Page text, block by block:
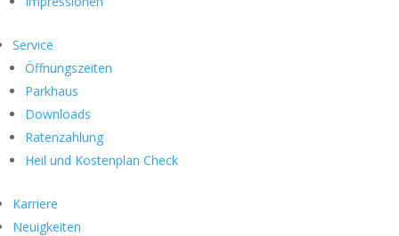
Service
Öffnungszeiten
Parkhaus
Downloads
Ratenzahlung
Heil und Kostenplan Check
Karriere
Neuigkeiten